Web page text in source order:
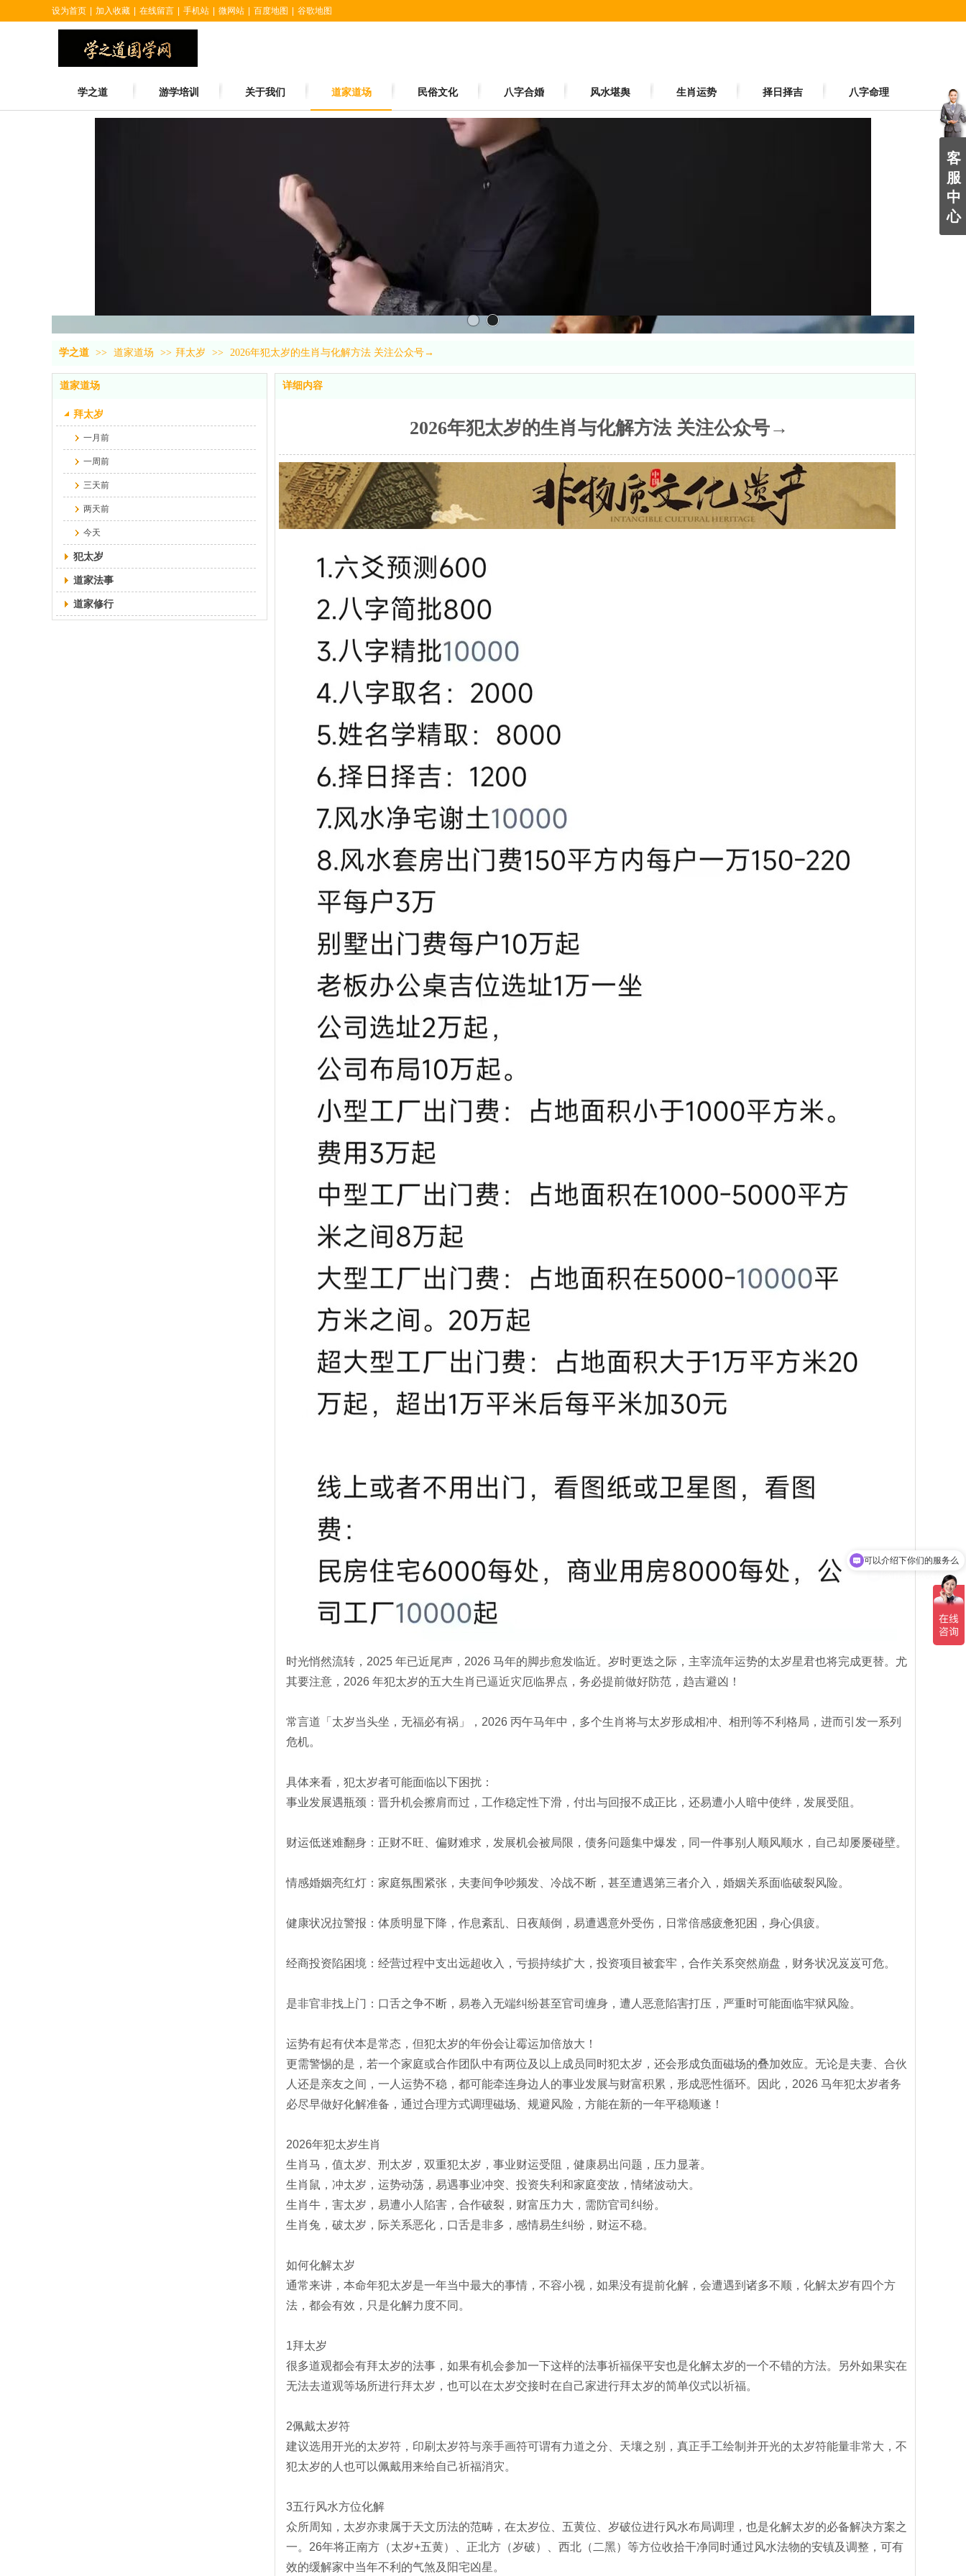
设为首页 加入收藏 在线留言 手机站 微网站 百度地图 谷歌地图
学之道 游学培训 关于我们 道家道场 民俗文化 八字合婚 风水堪舆 生肖运势 择日择吉 八字命理
学之道 >> 道家道场 >> 拜太岁 >> 2026年犯太岁的生肖与化解方法 关注公众号→
道家道场
拜太岁
一月前
一周前
三天前
两天前
今天
犯太岁
道家法事
道家修行
详细内容
2026年犯太岁的生肖与化解方法 关注公众号→
时光悄然流转，2025 年已近尾声，2026 马年的脚步愈发临近。岁时更迭之际，主宰流年运势的太岁星君也将完成更替。尤
其要注意，2026 年犯太岁的五大生肖已逼近灾厄临界点，务必提前做好防范，趋吉避凶！
常言道「太岁当头坐，无福必有祸」，2026 丙午马年中，多个生肖将与太岁形成相冲、相刑等不利格局，进而引发一系列
危机。
具体来看，犯太岁者可能面临以下困扰：
事业发展遇瓶颈：晋升机会擦肩而过，工作稳定性下滑，付出与回报不成正比，还易遭小人暗中使绊，发展受阻。
财运低迷难翻身：正财不旺、偏财难求，发展机会被局限，债务问题集中爆发，同一件事别人顺风顺水，自己却屡屡碰壁。
情感婚姻亮红灯：家庭氛围紧张，夫妻间争吵频发、冷战不断，甚至遭遇第三者介入，婚姻关系面临破裂风险。
健康状况拉警报：体质明显下降，作息紊乱、日夜颠倒，易遭遇意外受伤，日常倍感疲惫犯困，身心俱疲。
经商投资陷困境：经营过程中支出远超收入，亏损持续扩大，投资项目被套牢，合作关系突然崩盘，财务状况岌岌可危。
是非官非找上门：口舌之争不断，易卷入无端纠纷甚至官司缠身，遭人恶意陷害打压，严重时可能面临牢狱风险。
运势有起有伏本是常态，但犯太岁的年份会让霉运加倍放大！
更需警惕的是，若一个家庭或合作团队中有两位及以上成员同时犯太岁，还会形成负面磁场的叠加效应。无论是夫妻、合伙
人还是亲友之间，一人运势不稳，都可能牵连身边人的事业发展与财富积累，形成恶性循环。因此，2026 马年犯太岁者务
必尽早做好化解准备，通过合理方式调理磁场、规避风险，方能在新的一年平稳顺遂！
2026年犯太岁生肖
生肖马，值太岁、刑太岁，双重犯太岁，事业财运受阻，健康易出问题，压力显著。‌
生肖鼠，冲太岁，运势动荡，易遇事业冲突、投资失利和家庭变故，情绪波动大。‌
生肖牛，害太岁，易遭小人陷害，合作破裂，财富压力大，需防官司纠纷。‌
生肖兔，破太岁，际关系恶化，口舌是非多，感情易生纠纷，财运不稳。
如何化解太岁
通常来讲，本命年犯太岁是一年当中最大的事情，不容小视，如果没有提前化解，会遭遇到诸多不顺，化解太岁有四个方
法，都会有效，只是化解力度不同。
1拜太岁
很多道观都会有拜太岁的法事，如果有机会参加一下这样的法事祈福保平安也是化解太岁的一个不错的方法。另外如果实在
无法去道观等场所进行拜太岁，也可以在太岁交接时在自己家进行拜太岁的简单仪式以祈福。
2佩戴太岁符
建议选用开光的太岁符，印刷太岁符与亲手画符可谓有力道之分、天壤之别，真正手工绘制并开光的太岁符能量非常大，不
犯太岁的人也可以佩戴用来给自己祈福消灾。
3五行风水方位化解
众所周知，太岁亦隶属于天文历法的范畴，在太岁位、五黄位、岁破位进行风水布局调理，也是化解太岁的必备解决方案之
一。26年将正南方（太岁+五黄）、正北方（岁破）、西北（二黑）等方位收拾干净同时通过风水法物的安镇及调整，可有
效的缓解家中当年不利的气煞及阳宅凶星。
客
服
中
心
你们是怎么收费的呢